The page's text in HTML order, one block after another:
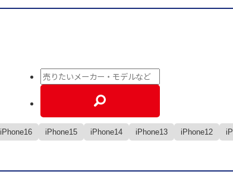
iPhone16 iPhone15 iPhone14 iPhone13 iPhone12